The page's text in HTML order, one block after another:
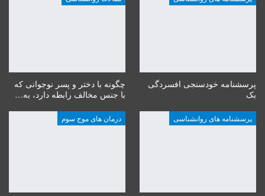
پرسشنامه خودسنجی افسردگی
بک
چگونه با دختر و پسر نوجوانی که
با جنس مخالف رابطه دارد، به…
پرسشنامه های روانشناسی درمان های موج سوم